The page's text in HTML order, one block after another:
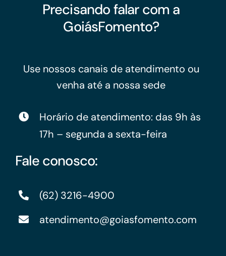
Precisando falar com a
GoiásFomento?
Use nossos canais de atendimento ou
venha até a nossa sede
Horário de atendimento: das 9h às
17h – segunda a sexta-feira
Fale conosco:
(62) 3216-4900
atendimento@goiasfomento.com